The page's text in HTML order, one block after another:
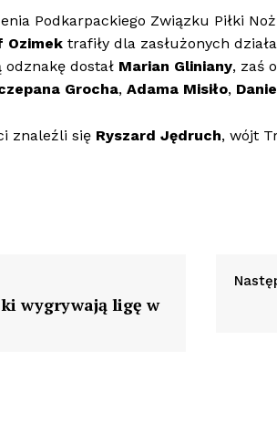
Podkarpackiego Związku Piłki
Ozimek trafiły dla zasłużonych
odznakę dostał Marian Gliniany, zaś
Grocha, Adama Misiło,
znaleźli się Ryszard Jędruch, wójt
wygrywają ligę w